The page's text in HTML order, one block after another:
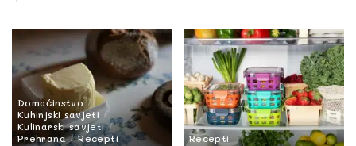
Domaćinstvo
Kuhinjski savjeti
Kulinarski savjeti
Prehrana
Recepti Recepti